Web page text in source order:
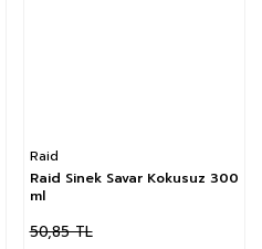
Raid
Raid Sinek Savar Kokusuz 300
ml
50,85 TL